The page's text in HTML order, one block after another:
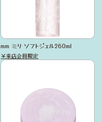
mm ミリ ソフトジェル260ml
￥来店会員限定